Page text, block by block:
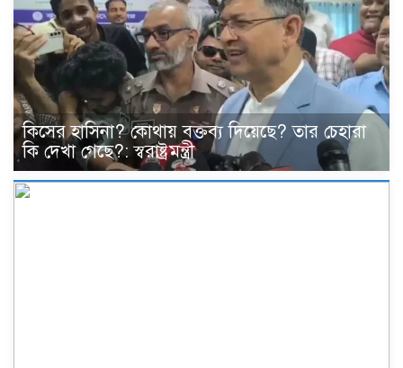
কিসের হাসিনা? কোথায় বক্তব্য দিয়েছে? তার চেহারা
কি দেখা গেছে?: স্বরাষ্ট্রমন্ত্রী